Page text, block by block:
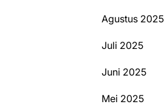
Agustus 2025
Juli 2025
Juni 2025
Mei 2025